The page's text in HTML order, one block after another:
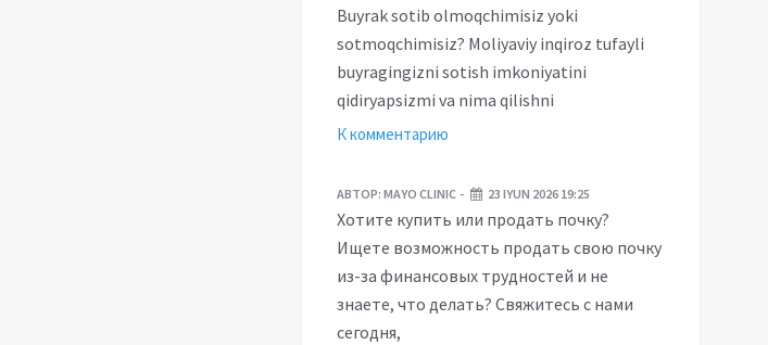
Buyrak sotib olmoqchimisiz yoki
sotmoqchimisiz? Moliyaviy inqiroz tufayli
buyragingizni sotish imkoniyatini
qidiryapsizmi va nima qilishni
К комментарию
АВТОР: MAYO CLINIC 23 IYUN 2026 19:25
Хотите купить или продать почку?
Ищете возможность продать свою почку
из-за финансовых трудностей и не
знаете, что делать? Свяжитесь с нами
сегодня,